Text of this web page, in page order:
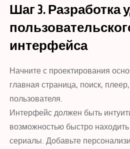
Шаг 3. Разработка
интерфейса
Начните с проектирования
главная страница, поиск,
пользователя.
Интерфейс должен быть
возможностью быстро
сериалы. Добавьте